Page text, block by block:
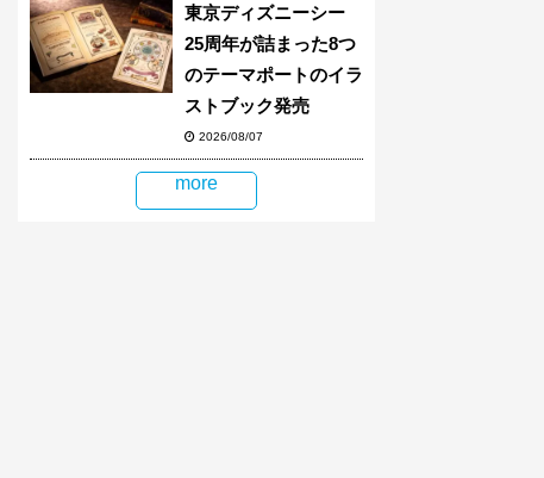
東京ディズニーシー
25周年が詰まった8つ
のテーマポートのイラ
ストブック発売
2026/08/07
more